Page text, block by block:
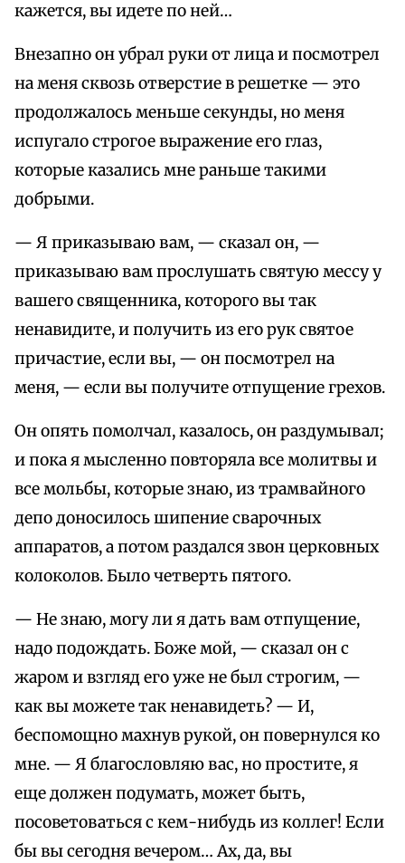
кажется, вы идете по ней…
Внезапно он убрал руки от лица и посмотрел
на меня сквозь отверстие в решетке — это
продолжалось меньше секунды, но меня
испугало строгое выражение его глаз,
которые казались мне раньше такими
добрыми.
— Я приказываю вам, — сказал он, —
приказываю вам прослушать святую мессу у
вашего священника, которого вы так
ненавидите, и получить из его рук святое
причастие, если вы, — он посмотрел на
меня, — если вы получите отпущение грехов.
Он опять помолчал, казалось, он раздумывал;
и пока я мысленно повторяла все молитвы и
все мольбы, которые знаю, из трамвайного
депо доносилось шипение сварочных
аппаратов, а потом раздался звон церковных
колоколов. Было четверть пятого.
— Не знаю, могу ли я дать вам отпущение,
надо подождать. Боже мой, — сказал он с
жаром и взгляд его уже не был строгим, —
как вы можете так ненавидеть? — И,
беспомощно махнув рукой, он повернулся ко
мне. — Я благословляю вас, но простите, я
еще должен подумать, может быть,
посоветоваться с кем-нибудь из коллег! Если
бы вы сегодня вечером… Ах, да, вы